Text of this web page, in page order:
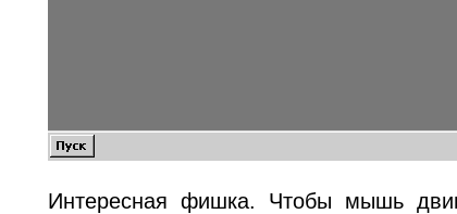
Интересная фишка. Чтобы мышь